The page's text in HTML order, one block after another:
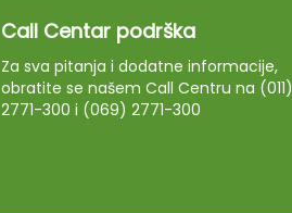
Call Centar podrška
Za sva pitanja i dodatne informacije,
obratite se našem Call Centru na (011)
2771-300 i (069) 2771-300